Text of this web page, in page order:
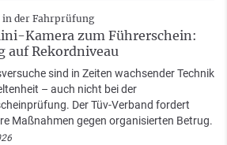
in der Fahrprüfung
Kamera zum Führerschein:
auf Rekordniveau
sind in Zeiten wachsender Technik
– auch nicht bei der
Der Tüv-Verband fordert
Maßnahmen gegen organisierten Betrug.